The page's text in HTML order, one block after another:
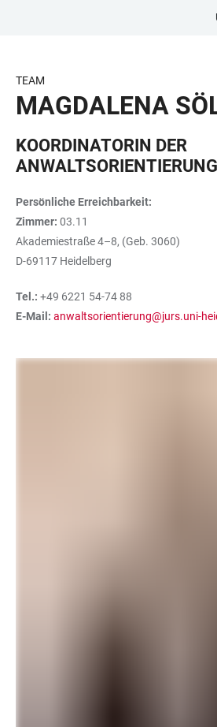
BARRIEREFREIHEIT
TEAM
MAGDALENA
KOORDINATORIN DER
ANWALTSORIENTIERUNG
Persönliche Erreichbarkeit:
Zimmer: 03.11
Akademiestraße 4–8, (Geb. 3060)
D-69117 Heidelberg
Tel.: +49 6221 54-74 88
E-Mail: anwaltsorientierung@jurs.uni-